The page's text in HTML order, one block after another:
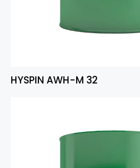
HYSPIN AWH-M 32